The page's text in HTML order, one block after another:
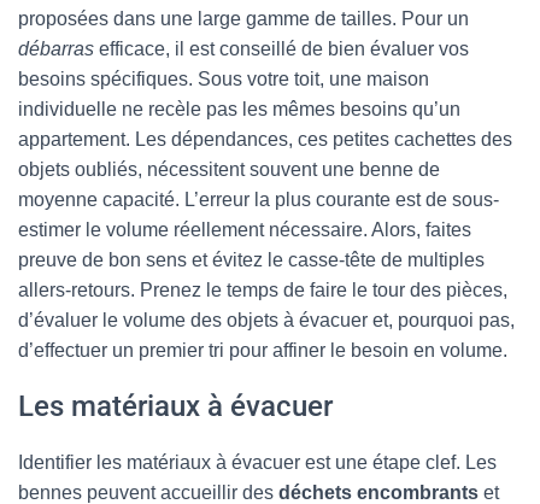
proposées dans une large gamme de tailles. Pour un
débarras efficace, il est conseillé de bien évaluer vos
besoins spécifiques. Sous votre toit, une maison
individuelle ne recèle pas les mêmes besoins qu’un
appartement. Les dépendances, ces petites cachettes des
objets oubliés, nécessitent souvent une benne de
moyenne capacité. L’erreur la plus courante est de sous-
estimer le volume réellement nécessaire. Alors, faites
preuve de bon sens et évitez le casse-tête de multiples
allers-retours. Prenez le temps de faire le tour des pièces,
d’évaluer le volume des objets à évacuer et, pourquoi pas,
d’effectuer un premier tri pour affiner le besoin en volume.
Les matériaux à évacuer
Identifier les matériaux à évacuer est une étape clef. Les
bennes peuvent accueillir des déchets encombrants et